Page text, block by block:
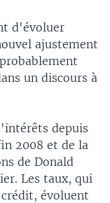
d'évoluer
ajustement
un discours à
depuis
2008 et de la
de Donald
Les taux, qui
évoluent